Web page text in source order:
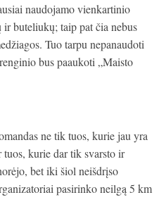
naudojamo vienkartinio
buteliukų; taip pat čia nebus
Tuo tarpu nepanaudoti
bus paaukoti „Maisto
ne tik tuos, kurie jau yra
tuos, kurie dar tik svarsto ir
bet iki šiol neišdrįso
pasirinko neilgą 5 km